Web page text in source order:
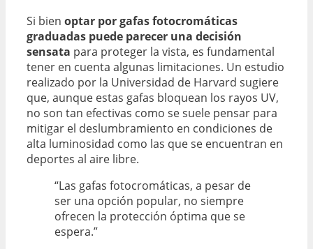
Si bien optar por gafas fotocromáticas
graduadas puede parecer una decisión
sensata para proteger la vista, es fundamental
tener en cuenta algunas limitaciones. Un estudio
realizado por la Universidad de Harvard sugiere
que, aunque estas gafas bloquean los rayos UV,
no son tan efectivas como se suele pensar para
mitigar el deslumbramiento en condiciones de
alta luminosidad como las que se encuentran en
deportes al aire libre.
“Las gafas fotocromáticas, a pesar de
ser una opción popular, no siempre
ofrecen la protección óptima que se
espera.”